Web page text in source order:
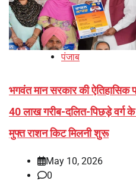
पंजाब
भगवंत मान सरकार की
40 लाख गरीब-दलित-पिछड़े वर्ग के
मुफ्त राशन किट मिलनी शुरू
May 10, 2026
0